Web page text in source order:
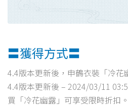
〓獲得方式〓
4.4版本更新後，申鶴衣裝「冷花
4.4版本更新後 – 2024/03/11
買「冷花幽露」可享受限時折扣